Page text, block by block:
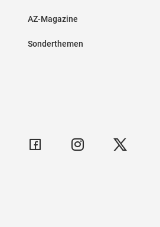
AZ-Magazine
Sonderthemen